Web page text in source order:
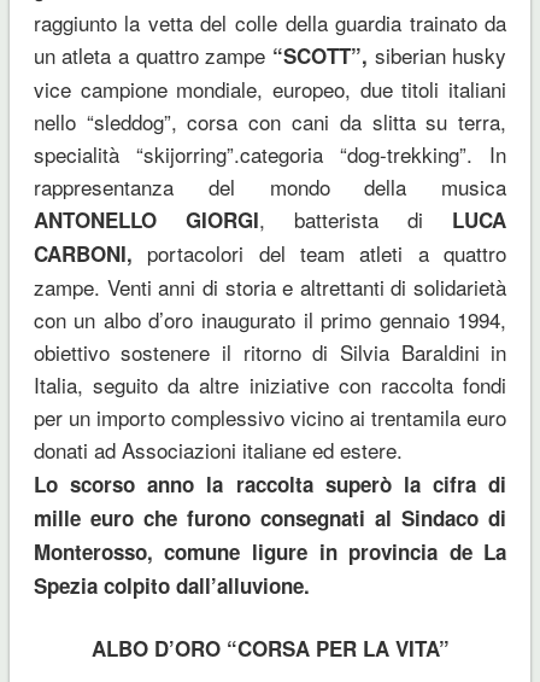
raggiunto la vetta del colle della guardia trainato da
un atleta a quattro zampe “SCOTT”, siberian husky
vice campione mondiale, europeo, due titoli italiani
nello “sleddog”, corsa con cani da slitta su terra,
specialità “skijorring”.categoria “dog-trekking”. In
rappresentanza del mondo della musica
ANTONELLO GIORGI, batterista di LUCA
CARBONI, portacolori del team atleti a quattro
zampe. Venti anni di storia e altrettanti di solidarietà
con un albo d’oro inaugurato il primo gennaio 1994,
obiettivo sostenere il ritorno di Silvia Baraldini in
Italia, seguito da altre iniziative con raccolta fondi
per un importo complessivo vicino ai trentamila euro
donati ad Associazioni italiane ed estere.
Lo scorso anno la raccolta superò la cifra di
mille euro che furono consegnati al Sindaco di
Monterosso, comune ligure in provincia de La
Spezia colpito dall’alluvione.
ALBO D’ORO “CORSA PER LA VITA”